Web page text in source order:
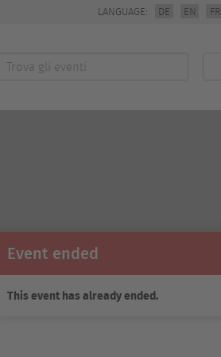
LANGUAGE: DE EN FR
Trova
Event ended
This event has already ended.